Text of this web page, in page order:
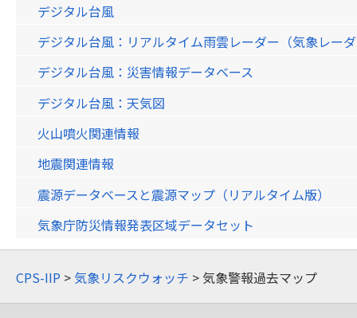
デジタル台風
デジタル台風：リアルタイム雨雲レーダー（気象レー
デジタル台風：災害情報データベース
デジタル台風：天気図
火山噴火関連情報
地震関連情報
震源データベースと震源マップ（リアルタイム版）
気象庁防災情報発表区域データセット
CPS-IIP >気象リスクウォッチ > 気象警報過去マップ